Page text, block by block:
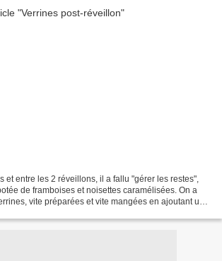
et entre les 2 réveillons, il a fallu "gérer les restes",
de framboises et noisettes caramélisées. On a
vite préparées et vite mangées en ajoutant un